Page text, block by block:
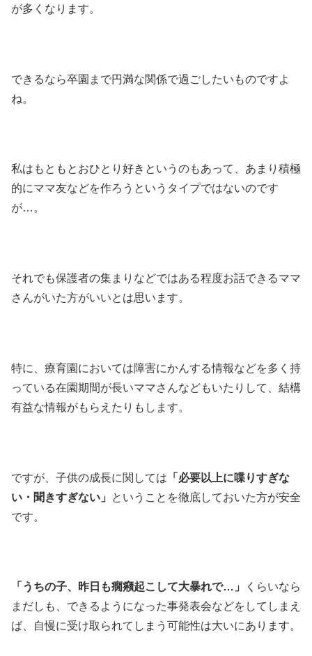
が多くなります。
できるなら卒園まで円満な関係で過ごしたいものですよ
ね。
私はもともとおひとり好きというのもあって、あまり積極
的にママ友などを作ろうというタイプではないのです
が…。
それでも保護者の集まりなどではある程度お話できるママ
さんがいた方がいいとは思います。
特に、療育園においては障害にかんする情報などを多く持
っている在園期間が長いママさんなどもいたりして、結構
有益な情報がもらえたりもします。
ですが、子供の成長に関しては 「必要以上に喋りすぎな
い・聞きすぎない」
ということを徹底しておいた方が安全
です。
「うちの子、昨日も癇癪起こして大暴れで…」
くらいなら
まだしも、できるようになった事発表会などをしてしまえ
ば、自慢に受け取られてしまう可能性は大いにあります。